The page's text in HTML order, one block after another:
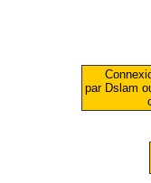
par Dslam